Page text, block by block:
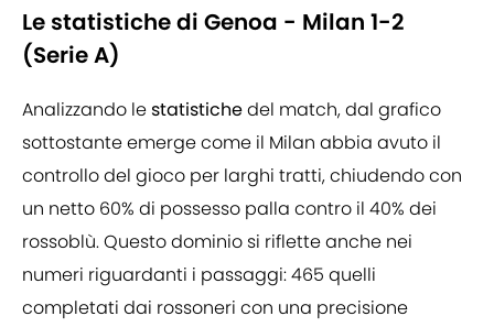
Le statistiche di Genoa - Milan 1-2
(Serie A)
Analizzando lestatistichedel match, dal grafico
sottostante emerge come il Milan abbia avuto il
controllo del gioco per larghi tratti, chiudendo con
un netto 60% di possesso palla contro il 40% dei
rossoblù. Questo dominio si riflette anche nei
numeri riguardanti i passaggi: 465 quelli
completati dai rossoneri con una precisione